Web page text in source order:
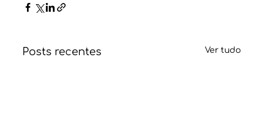
Posts recentes Ver tudo